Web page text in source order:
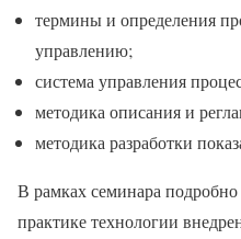
термины и определения
управлению;
система управления
методика описания и
методика разработки
В рамках семинара
практике технологии